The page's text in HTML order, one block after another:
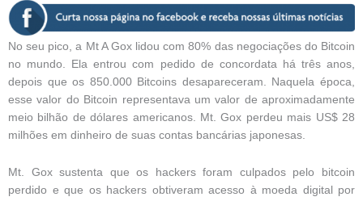
No seu pico, a Mt A Gox lidou com 80% das negociações do Bitcoin
no mundo. Ela entrou com pedido de concordata há três anos,
depois que os 850.000 Bitcoins desapareceram. Naquela época,
esse valor do Bitcoin representava um valor de aproximadamente
meio bilhão de dólares americanos. Mt. Gox perdeu mais US$ 28
milhões em dinheiro de suas contas bancárias japonesas.
Mt. Gox sustenta que os hackers foram culpados pelo bitcoin
perdido e que os hackers obtiveram acesso à moeda digital por